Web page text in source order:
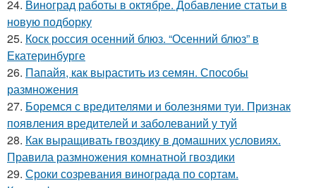
24. Виноград работы в октябре. Добавление статьи в
новую подборку
25. Коск россия осенний блюз. “Осенний блюз” в
Екатеринбурге
26. Папайя, как вырастить из семян. Способы
размножения
27. Боремся с вредителями и болезнями туи. Признак
появления вредителей и заболеваний у туй
28. Как выращивать гвоздику в домашних условиях.
Правила размножения комнатной гвоздики
29. Сроки созревания винограда по сортам.